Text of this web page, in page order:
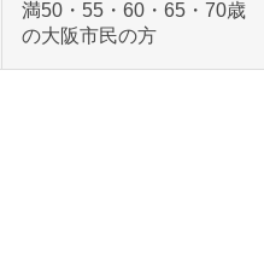
満50・55・60・65・70歳
の大阪市民の方